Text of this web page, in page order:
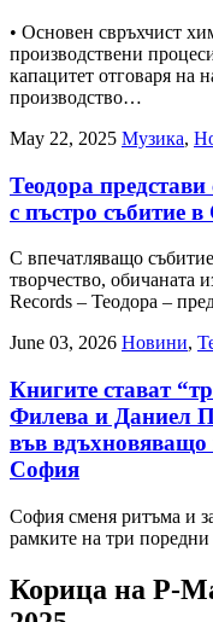
• Основен свръхчист
производствени
капацитет отговаря на
производство…
May 22, 2025 Музика,
Теодора
с пъстро събитие
С впечатляващо
творчество, обичаната
Records – Теодора –
June 03, 2026 Новини,
Книгите стават
Филева и Даниел
във вдъхновяващо
София
София сменя ритъма и
рамките на три
Корица на P-